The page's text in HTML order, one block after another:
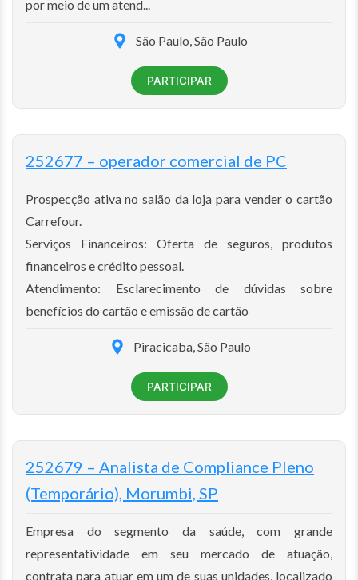
por meio de um atend...
São Paulo, São Paulo
PARTICIPAR
252677 – operador comercial de PC
Prospecção ativa no salão da loja para vender o cartão
Carrefour.
Serviços Financeiros: Oferta de seguros, produtos
financeiros e crédito pessoal.
Atendimento: Esclarecimento de dúvidas sobre
benefícios do cartão e emissão de cartão
Piracicaba, São Paulo
PARTICIPAR
252679 – Analista de Compliance Pleno
(Temporário), Morumbi, SP
Empresa do segmento da saúde, com grande
representatividade em seu mercado de atuação,
contrata para atuar em um de suas unidades, localizado